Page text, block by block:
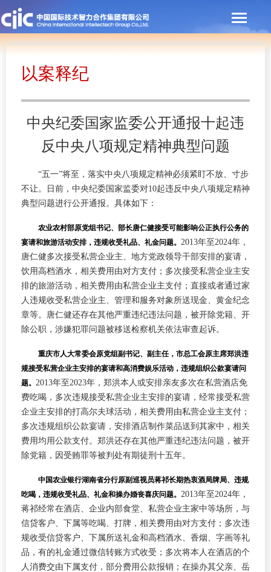
以案释纪
中央纪委国家监委公开通报十起违
反中央八项规定精神典型问题
“五一”将至，落实中央八项规定精神必须紧盯不放、寸步
不让。日前，中央纪委国家监委对10起违反中央八项规定精神
典型问题进行公开通报。具体如下：
农业农村部原党组书记、部长唐仁健接受可能影响公正执行公务的
宴请和旅游活动安排，违规收受礼品、礼金问题。 2013年至2024年，
唐仁健多次接受私营企业主、地方党政领导干部安排的宴请，
饮用高档酒水，相关费用由对方支付；多次接受私营企业主安
排的旅游活动，相关费用由私营企业主支付；直接或者通过家
人违规收受私营企业主、管理和服务对象所送现金、黄金纪念
章等。唐仁健还存在其他严重违纪违法问题，被开除党籍、开
除公职，涉嫌犯罪问题被移送检察机关依法审查起诉。
重庆市人大常委会原党组副书记、副主任，市总工会原主席郑洪违
规接受私营企业主安排的宴请和高消费娱乐活动，违规组织公款宴请问
题。 2013年至2023年，郑洪本人或安排亲友多次在私营酒店免
费吃喝，多次违规接受私营企业主安排的宴请，经常接受私营
企业主安排的打高尔夫球活动，相关费用由私营企业主支付；
多次违规组织公款宴请，安排酒店制作菜品送到其家中，相关
费用均用公款支付。郑洪还存在其他严重违纪违法问题，被开
除党籍，因受贿罪等被判处有期徒刑十五年。
中国农业银行湖南省分行原副巡视员蒋祁长期热衷酒局牌局、违规
吃喝，违规收受礼品、礼金和操办婚丧喜庆问题。 2013年至2024年，
蒋祁经常在酒店、企业内部食堂、私营企业主家中等场所，与
信贷客户、下属等吃喝、打牌，相关费用由对方支付；多次违
规收受信贷客户、下属所送礼金和高档酒水、香烟、字画等礼
品，有的礼金通过微信转账方式收受；多次将本人在酒店的个
人消费交由下属支付，部分费用公款报销；在操办其父亲、岳